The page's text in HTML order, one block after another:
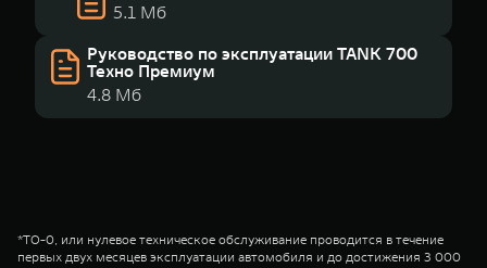
5.1 Мб
Руководство по эксплуатации TANK 700
Техно Премиум
4.8 Мб
*ТО-0, или нулевое техническое обслуживание проводится в течение
первых двух месяцев эксплуатации автомобиля и до достижения 3 000